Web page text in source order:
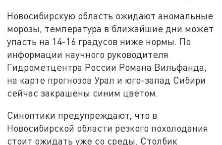
Новосибирскую область ожидают аномальные
морозы, температура в ближайшие дни может
упасть на 14-16 градусов ниже нормы. По
информации научного руководителя
Гидрометцентра России Романа Вильфанда,
на карте прогнозов Урал и юго-запад Сибири
сейчас закрашены синим цветом.
Синоптики предупреждают, что в
Новосибирской области резкого похолодания
стоит ожидать уже со среды. Столбик